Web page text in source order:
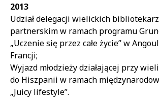
2013
Udział delegacji wielickich
partnerskim w ramach programu
„Uczenie się przez całe życie” w
Francji;
Wyjazd młodzieży działającej przy
do Hiszpanii w ramach
„Juicy lifestyle”.